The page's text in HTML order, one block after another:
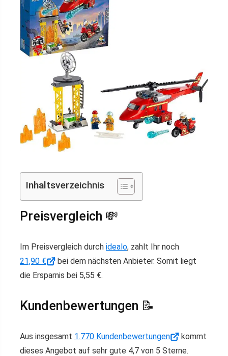
Inhaltsverzeichnis
Preisvergleich 💸
Im Preisvergleich durch idealo, zahlt Ihr noch
21,90 €
bei dem nächsten Anbieter. Somit liegt
die Ersparnis bei 5,55 €.
Kundenbewertungen 📝
Aus insgesamt 1.770 Kundenbewertungen
kommt
dieses Angebot auf sehr gute 4,7 von 5 Sterne.